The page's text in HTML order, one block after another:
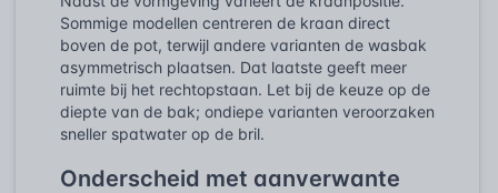
Sommige modellen centreren de kraan direct
boven de pot, terwijl andere varianten de wasbak
asymmetrisch plaatsen. Dat laatste geeft meer
ruimte bij het rechtopstaan. Let bij de keuze op de
diepte van de bak; ondiepe varianten veroorzaken
sneller spatwater op de bril.
Onderscheid met aanverwante